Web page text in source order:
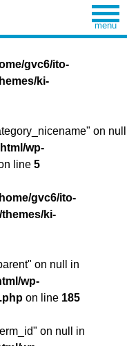
gvc6/ito-
ki-
on null
wp-
line 5
gvc6/ito-
ki-
on null in
wp-
on line 185
on null in